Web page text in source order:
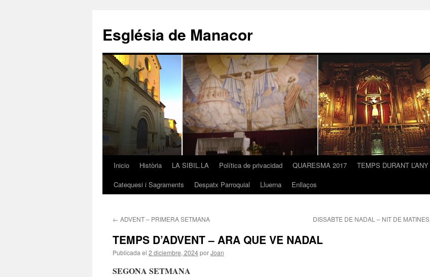
contenido
Església de Manacor
Inicio Història LA SIBIL.LA Política de privacidad QUARESMA 2017 TEMPS DURANT L’ANY
Catequesi i Sagraments
Despatx Parroquial Lluerna Enllaços
← ADVENT – PRIMERA SETMANA DISSABTE DE NADAL – NIT DE MATINES
TEMPS D’ADVENT – ARA QUE VE NADAL
Publicada el 2 diciembre, 2024porJoan
SEGONA SETMANA